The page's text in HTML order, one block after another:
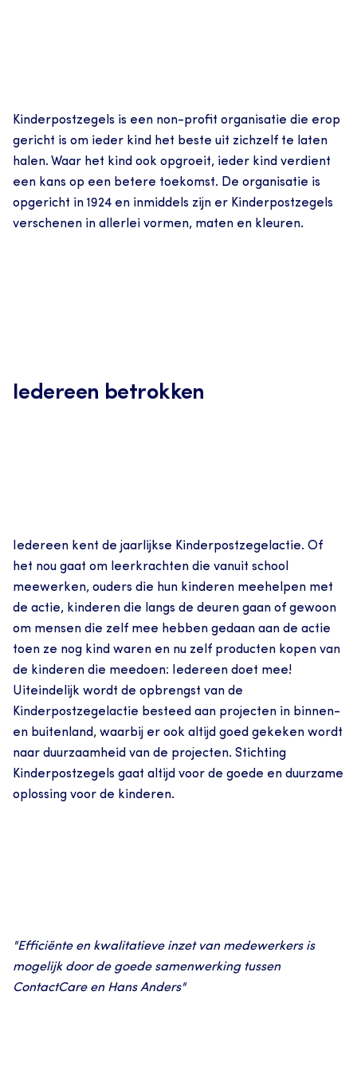
Kinderpostzegels is een non-profit organisatie die erop
gericht is om ieder kind het beste uit zichzelf te laten
halen. Waar het kind ook opgroeit, ieder kind verdient
een kans op een betere toekomst. De organisatie is
opgericht in 1924 en inmiddels zijn er Kinderpostzegels
verschenen in allerlei vormen, maten en kleuren.
Iedereen betrokken
Iedereen kent de jaarlijkse Kinderpostzegelactie. Of
het nou gaat om leerkrachten die vanuit school
meewerken, ouders die hun kinderen meehelpen met
de actie, kinderen die langs de deuren gaan of gewoon
om mensen die zelf mee hebben gedaan aan de actie
toen ze nog kind waren en nu zelf producten kopen van
de kinderen die meedoen: Iedereen doet mee!
Uiteindelijk wordt de opbrengst van de
Kinderpostzegelactie besteed aan projecten in binnen-
en buitenland, waarbij er ook altijd goed gekeken wordt
naar duurzaamheid van de projecten. Stichting
Kinderpostzegels gaat altijd voor de goede en duurzame
oplossing voor de kinderen.
"Efficiënte en kwalitatieve inzet van medewerkers is
mogelijk door de goede samenwerking tussen
ContactCare en Hans Anders"